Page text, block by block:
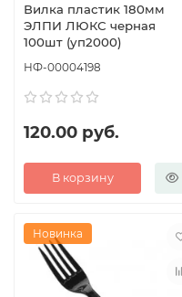
Вилка пластик 180мм
ЭЛПИ ЛЮКС черная
100шт (уп2000)
НФ-00004198
120.00 руб.
В корзину
Новинка